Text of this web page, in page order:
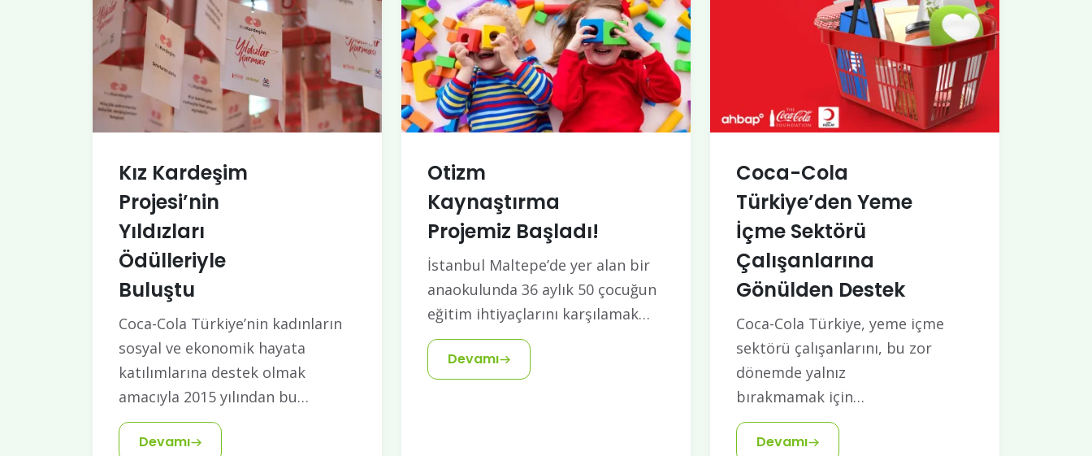
Kız Kardeşim
Projesi’nin
Yıldızları
Ödülleriyle
Buluştu
Coca-Cola Türkiye’nin kadınların
sosyal ve ekonomik hayata
katılımlarına destek olmak
amacıyla 2015 yılından bu…
Devamı
Otizm
Kaynaştırma
Projemiz Başladı!
İstanbul Maltepe’de yer alan bir
anaokulunda 36 aylık 50 çocuğun
eğitim ihtiyaçlarını karşılamak…
Devamı
Coca-Cola
Türkiye’den Yeme
İçme Sektörü
Çalışanlarına
Gönülden Destek
Coca-Cola Türkiye, yeme içme
sektörü çalışanlarını, bu zor
dönemde yalnız
bırakmamak için…
Devamı